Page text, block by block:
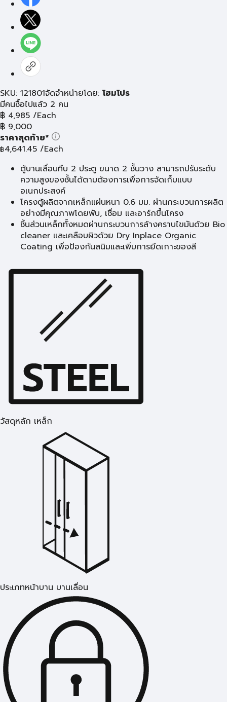
SKU: 121801จัดจำหน่ายโดย: โฮมโปร
มีคนซื้อไปแล้ว 2 คน
฿ 4,985 /Each
฿ 9,000
ราคาสุดท้าย*
฿4,641.45 /Each
ตู้บานเลื่อนทึบ 2 ประตู ขนาด 2 ชั้นวาง สามารถปรับระดับ
ความสูงของชั้นได้ตามต้องการเพื่อการจัดเก็บแบบ
อเนกประสงค์
โครงตู้ผลิตจากเหล็กแผ่นหนา 0.6 มม. ผ่านกระบวนการผลิต
อย่างมีคุณภาพโดยพับ, เชื่อม และอาร์กขึ้นโครง
ชิ้นส่วนเหล็กทั้งหมดผ่านกระบวนการล้างคราบไขมันด้วย Bio
cleaner และเคลือบผิวด้วย Dry Inplace Organic
Coating เพื่อป้องกันสนิมและเพิ่มการยึดเกาะของสี
วัสดุหลัก เหล็ก
ประเภทหน้าบาน บานเลื่อน